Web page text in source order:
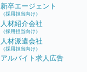
新卒エージェント
（採用担当向け）
人材紹介会社
（採用担当向け）
人材派遣会社
（採用担当向け）
アルバイト求人広告